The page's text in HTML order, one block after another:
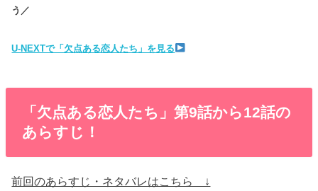
う／
U-NEXTで「欠点ある恋人たち」を見る
「欠点ある恋人たち」第9話から12話の
あらすじ！
前回のあらすじ・ネタバレはこちら ↓